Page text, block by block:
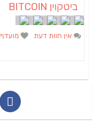
ביטקוין BITCOIN
אין חוות דעת מועדף